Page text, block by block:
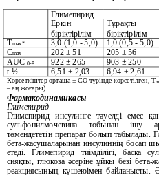
Глимепирид
Еркін
Тұрақты
біріктірілім
біріктірілім
Тmax * 3,0 (1,0 - 5,0) 1,0 (0,5 - 5,0)
Сmax 202 ± 51 205 ± 56
AUC0-8 922 ± 265 903 ± 250
t ½
6,51 ± 2,03 6,94 ± 2,61
Көрсеткіштер орташа ± СО түрінде көрсетілген, Т
– ең жоғары).
Фармакодинамикасы
Глимепирид
Глимепирид инсулинге тәуелді емес
сульфонилмочевина тобынан ішу
төмендететін препарат болып табылады.
бета-жасушаларынан инсулиннің босап
етеді. Глимепирид тиімділігі, басқа
сияқты, глюкоза әсеріне ұйқы безі
реакциясының күшеюімен байланысты.